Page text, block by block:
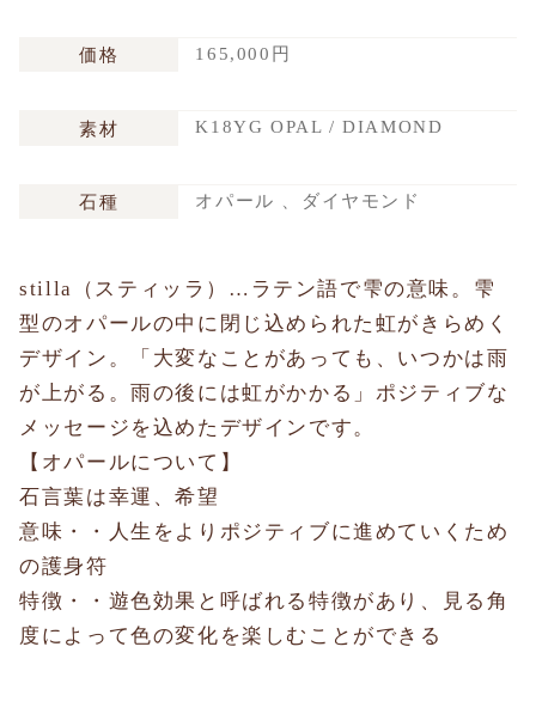
価格 165,000円
素材 K18YG OPAL / DIAMOND
石種 オパール 、ダイヤモンド
stilla（スティッラ）…ラテン語で雫の意味。雫
型のオパールの中に閉じ込められた虹がきらめく
デザイン。「大変なことがあっても、いつかは雨
が上がる。雨の後には虹がかかる」ポジティブな
メッセージを込めたデザインです。
【オパールについて】
石言葉は幸運、希望
意味・・人生をよりポジティブに進めていくため
の護身符
特徴・・遊色効果と呼ばれる特徴があり、見る角
度によって色の変化を楽しむことができる